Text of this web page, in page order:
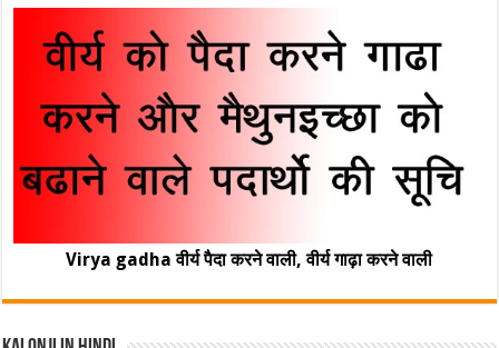
Virya gadha वीर्य पैदा करने वाली, वीर्य गाढ़ा करने वाली